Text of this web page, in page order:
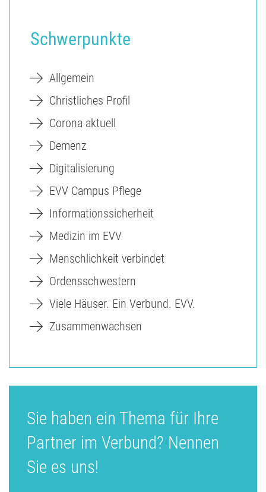
Schwerpunkte
Allgemein
Christliches Profil
Corona aktuell
Demenz
Digitalisierung
EVV Campus Pflege
Informationssicherheit
Medizin im EVV
Menschlichkeit verbindet
Ordensschwestern
Viele Häuser. Ein Verbund. EVV.
Zusammenwachsen
Sie haben ein Thema für Ihre
Partner im Verbund? Nennen
Sie es uns!